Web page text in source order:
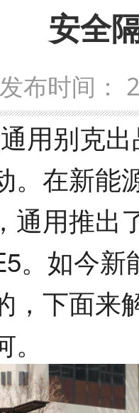
安全
发布时间：
用别克
。在新能
通用推出
。如今
，下面来